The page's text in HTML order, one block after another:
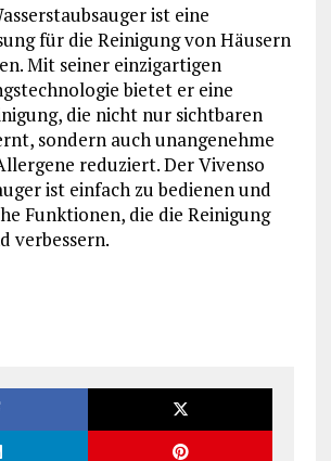
ist eine
für die Reinigung von Häusern
Mit seiner einzigartigen
bietet er eine
die nicht nur sichtbaren
sondern auch unangenehme
reduziert. Der Vivenso
ist einfach zu bedienen und
Funktionen, die die Reinigung
verbessern.